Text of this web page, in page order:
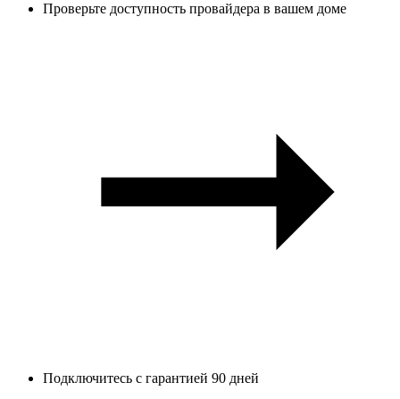
Проверьте доступность провайдера в вашем доме
Подключитесь с гарантией 90 дней